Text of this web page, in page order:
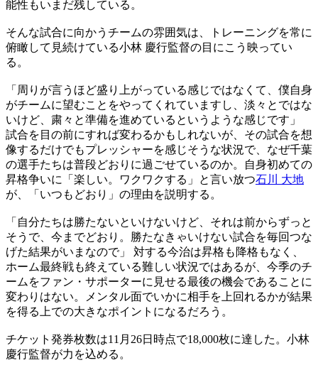
能性もいまだ残している。
そんな試合に向かうチームの雰囲気は、トレーニングを常に
俯瞰して見続けている小林 慶行監督の目にこう映ってい
る。
「周りが言うほど盛り上がっている感じではなくて、僕自身
がチームに望むことをやってくれていますし、淡々とではな
いけど、粛々と準備を進めているというような感じです」
試合を目の前にすれば変わるかもしれないが、その試合を想
像するだけでもプレッシャーを感じそうな状況で、なぜ千葉
の選手たちは普段どおりに過ごせているのか。自身初めての
昇格争いに「楽しい。ワクワクする」と言い放つ石川 大地
が、「いつもどおり」の理由を説明する。
「自分たちは勝たないといけないけど、それは前からずっと
そうで、今までどおり。勝たなきゃいけない試合を毎回つな
げた結果がいまなので」 対する今治は昇格も降格もなく、
ホーム最終戦も終えている難しい状況ではあるが、今季のチ
ームをファン・サポーターに見せる最後の機会であることに
変わりはない。メンタル面でいかに相手を上回れるかが結果
を得る上での大きなポイントになるだろう。
チケット発券枚数は11月26日時点で18,000枚に達した。小林
慶行監督が力を込める。